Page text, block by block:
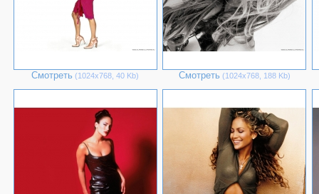
Смотреть (1024х768, 40 Kb) Смотреть (1024х768, 188 Kb)